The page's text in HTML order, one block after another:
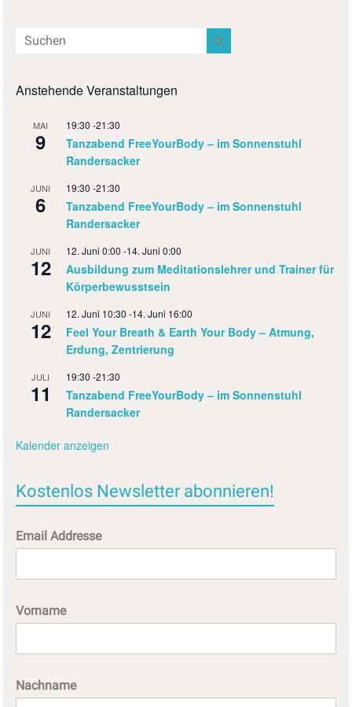
Anstehende Veranstaltungen
MAI
9
19:30 -21:30
Tanzabend FreeYourBody – im Sonnenstuhl
Randersacker
JUNI
6
19:30 -21:30
Tanzabend FreeYourBody – im Sonnenstuhl
Randersacker
JUNI
12
12. Juni 0:00 -14. Juni 0:00
Ausbildung zum Meditationslehrer und Trainer für
Körperbewusstsein
JUNI
12
12. Juni 10:30 -14. Juni 16:00
Feel Your Breath & Earth Your Body – Atmung,
Erdung, Zentrierung
JULI
11
19:30 -21:30
Tanzabend FreeYourBody – im Sonnenstuhl
Randersacker
Kalender anzeigen
Kostenlos Newsletter abonnieren!
Email Addresse
Vorname
Nachname